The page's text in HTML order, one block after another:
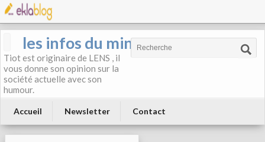
les infos du mineur
Tiot est originaire de LENS , il
vous donne son opinion sur la
société actuelle avec son
humour.
Accueil Newsletter Contact